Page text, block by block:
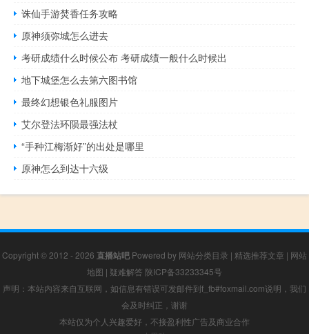
诛仙手游焚香任务攻略
原神须弥城怎么进去
考研成绩什么时候公布 考研成绩一般什么时候出
地下城堡怎么去第六图书馆
最终幻想银色礼服图片
艾尔登法环陨最强法杖
“手种江梅渐好”的出处是哪里
原神怎么到达十六级
Copyright © 2012 - 2026 直播站吧 Powered by 网站分类目录 | 精选推荐文章 | 网站
地图 | 疑难解答 陕ICP备33233345号
声明：本站内容来自互联网，如信息有错误可发邮件到f_fb#foxmail.com说明，我们
会及时纠正，谢谢
本站仅为个人兴趣爱好，不接盈利性广告及商业合作